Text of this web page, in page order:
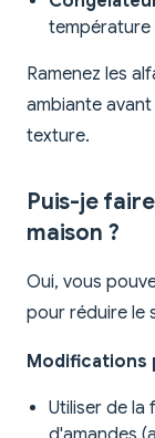
température
Ramenez les
ambiante
texture.
Puis-je
maison ?
Oui, vous
pour réduire le
Modifications
Utiliser de la